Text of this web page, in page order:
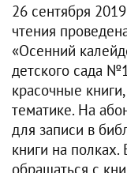
26 сентября
чтения
«Осенний
детского сада
красочные
тематике. На
для записи в
книги на полках.
обращаться с